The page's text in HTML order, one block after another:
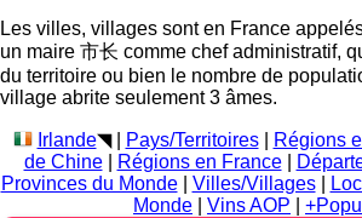
Les villes, villages sont en France
un maire 市长 comme chef administratif,
du territoire ou bien le nombre de
village abrite seulement 3 âmes.
Irlande◥| Pays/Territoires| Régions
de Chine| Régions en France|
Provinces du Monde| Villes/Villages|
Monde
Vins AOP